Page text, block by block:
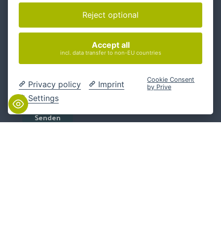
Reject optional
Accept all
incl. data transfer to non-EU countries
Privacy policy
Imprint
Settings
Cookie Consent
by Prive